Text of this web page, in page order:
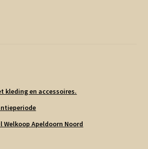
kleding en accessoires.
Welkoop Apeldoorn Noord